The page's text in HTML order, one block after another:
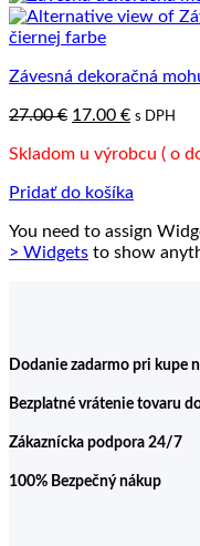
Závesná dekoračná
27.00€ Pôvodná
bola:
17.00 €Aktuálna
je:
s DPH
Skladom u výrobcu ( o
Pridať do košíka
You need to assign
> Widgets to show
Dodanie zadarmo pri kupe
Bezplatné vrátenie tovaru
Zákaznícka podpora 24/7
100% Bezpečný nákup